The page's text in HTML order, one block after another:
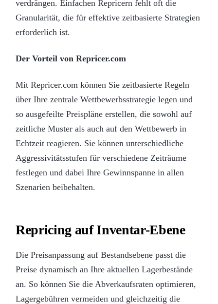
verdrängen. Einfachen Repricern fehlt oft die
Granularität, die für effektive zeitbasierte Strategien
erforderlich ist.
Der Vorteil von Repricer.com
Mit Repricer.com können Sie zeitbasierte Regeln
über Ihre zentrale Wettbewerbsstrategie legen und
so ausgefeilte Preispläne erstellen, die sowohl auf
zeitliche Muster als auch auf den Wettbewerb in
Echtzeit reagieren. Sie können unterschiedliche
Aggressivitätsstufen für verschiedene Zeiträume
festlegen und dabei Ihre Gewinnspanne in allen
Szenarien beibehalten.
Repricing auf Inventar-Ebene
Die Preisanpassung auf Bestandsebene passt die
Preise dynamisch an Ihre aktuellen Lagerbestände
an. So können Sie die Abverkaufsraten optimieren,
Lagergebühren vermeiden und gleichzeitig die